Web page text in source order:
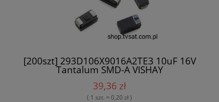
[200szt] 293D106X9016A2TE3 10uF 16V
Tantalum SMD-A VISHAY
39,36 zł
( 1 szt. = 0,20 zł )